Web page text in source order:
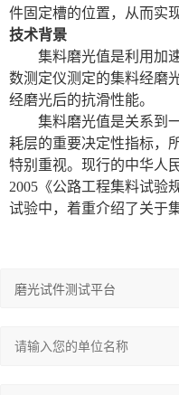
件固定槽的位置，从而实
技术背景
集料磨光值是利用加
数测定仪测定的集料经磨
经磨光后的抗滑性能。
集料磨光值是关系到
耗层的重要决定性指标，
特别重视。现行的中华人
2005《公路工程集料试验
试验中，着重介绍了关于